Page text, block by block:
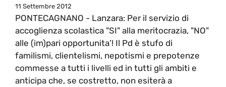
11 Settembre 2012
PONTECAGNANO - Lanzara: Per il servizio di
accoglienza scolastica "SI" alla meritocrazia, "NO"
alle (im)pari opportunita’! Il Pd è stufo di
familismi, clientelismi, nepotismi e prepotenze
commesse a tutti i livelli ed in tutti gli ambiti e
anticipa che, se costretto, non esiterà a